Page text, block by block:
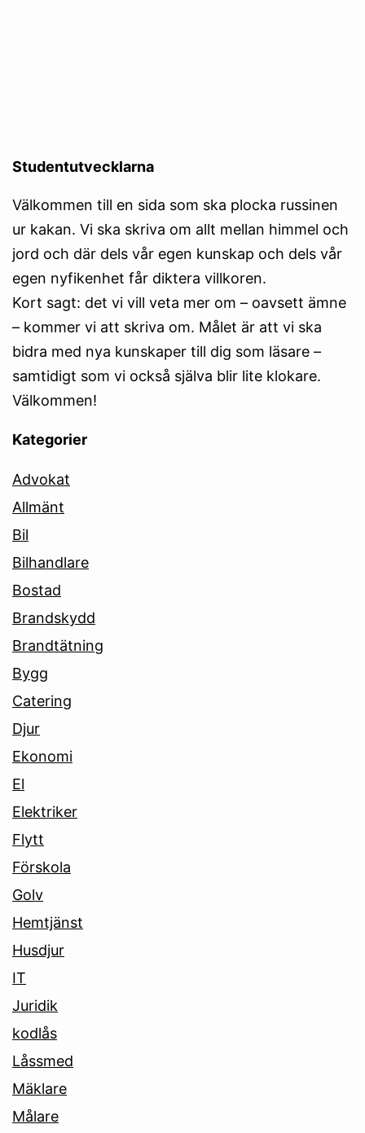
Studentutvecklarna
Välkommen till en sida som ska plocka russinen
ur kakan. Vi ska skriva om allt mellan himmel och
jord och där dels vår egen kunskap och dels vår
egen nyfikenhet får diktera villkoren.
Kort sagt: det vi vill veta mer om – oavsett ämne
– kommer vi att skriva om. Målet är att vi ska
bidra med nya kunskaper till dig som läsare –
samtidigt som vi också själva blir lite klokare.
Välkommen!
Kategorier
Advokat
Allmänt
Bil
Bilhandlare
Bostad
Brandskydd
Brandtätning
Bygg
Catering
Djur
Ekonomi
El
Elektriker
Flytt
Förskola
Golv
Hemtjänst
Husdjur
IT
Juridik
kodlås
Låssmed
Mäklare
Målare